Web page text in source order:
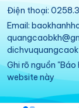
Điện thoại:
Email:
Ghi rõ nguồn
website này